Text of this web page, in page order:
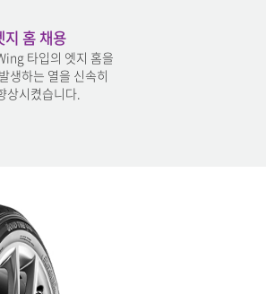
홈 채용
타입의 엣지 홈을
생하는 열을 신속히
상시켰습니다.